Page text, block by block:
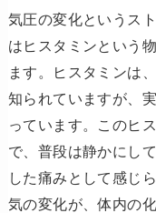
気圧の変化というス
はヒスタミンという
ます。ヒスタミンは
知られていますが、
っています。このヒ
で、普段は静かにし
した痛みとして感じ
気の変化が、体内の